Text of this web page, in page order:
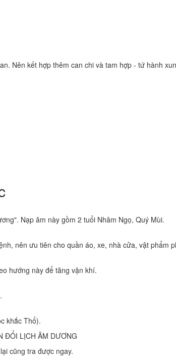
Nên kết hợp thêm can chi và tam hợp - tứ hành
Nạp âm này gồm 2 tuổi Nhâm Ngọ, Quý Mùi.
nên ưu tiên cho quần áo, xe, nhà cửa, vật phẩm
hướng này để tăng vận khí.
khắc Thổ).
ĐỔI LỊCH ÂM DƯƠNG
cũng tra được ngay.